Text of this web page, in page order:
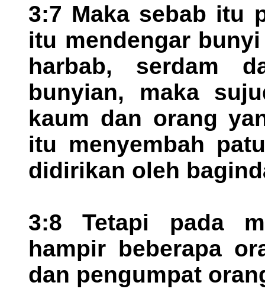
3:7 Maka sebab itu
itu mendengar
harbab, serdam
bunyian, maka
kaum dan orang
itu menyembah
didirikan oleh
3:8 Tetapi pada
hampir beberapa
dan pengumpat